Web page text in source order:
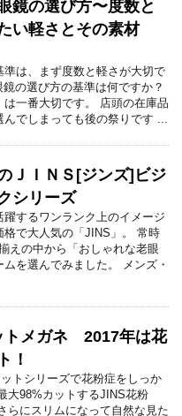
鏡の選び方〜度数と
い軽さとその素材
準は、まず度数と軽さが大切で
の選び方の基準は何ですか？
は一番大切です。 店頭の在庫品
んでしまっても後の祭りです ...
ＪＩＮＳ[ジンズ]ビジ
シリーズ
躍するワンランク上のイメージ
格で大人気の「JINS」。 常時
えの中から「おしゃれな老眼
を選んでみました。 メンズ・
トメガネ 2017年は花
！
トシリーズで花粉症をしっか
大98%カットするJINS花粉
らにスリムになって自然な見た